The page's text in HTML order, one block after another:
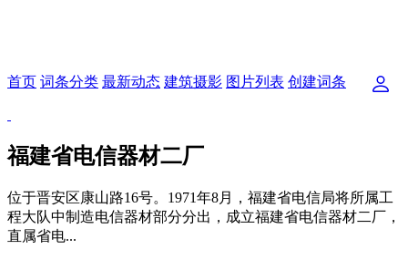
首页 词条分类 最新动态 建筑摄影 图片列表 创建词条
福建省电信器材二厂
位于晋安区康山路16号。1971年8月，福建省电信局将所属工
程大队中制造电信器材部分分出，成立福建省电信器材二厂，
直属省电...